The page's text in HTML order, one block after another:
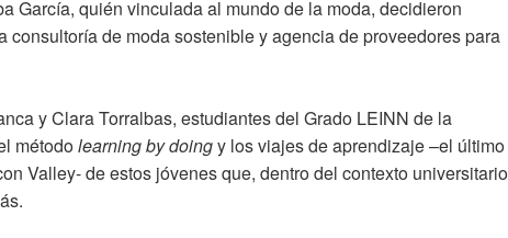
García, quién vinculada al mundo de la moda, decidieron
consultoría de moda sostenible y agencia de proveedores para
y Clara Torralbas, estudiantes del Grado LEINN de la
métodolearning by doingy los viajes de aprendizaje –el último
Valley- de estos jóvenes que, dentro del contexto